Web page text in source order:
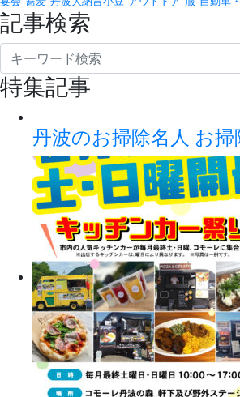
記事検索
特集記事
丹波のお掃除名人 お掃